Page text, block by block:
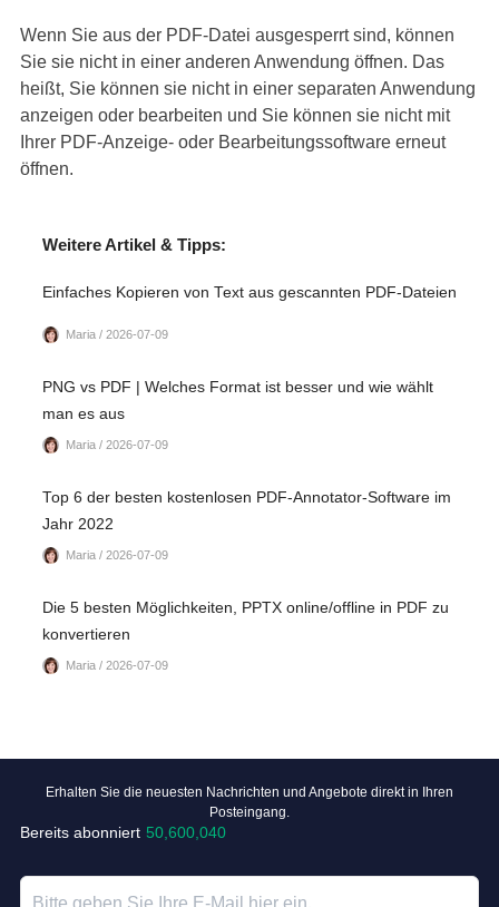
Wenn Sie aus der PDF-Datei ausgesperrt sind, können
Sie sie nicht in einer anderen Anwendung öffnen. Das
heißt, Sie können sie nicht in einer separaten Anwendung
anzeigen oder bearbeiten und Sie können sie nicht mit
Ihrer PDF-Anzeige- oder Bearbeitungssoftware erneut
öffnen.
Weitere Artikel & Tipps:
Einfaches Kopieren von Text aus gescannten PDF-Dateien
Maria / 2026-07-09
PNG vs PDF | Welches Format ist besser und wie wählt
man es aus
Maria / 2026-07-09
Top 6 der besten kostenlosen PDF-Annotator-Software im
Jahr 2022
Maria / 2026-07-09
Die 5 besten Möglichkeiten, PPTX online/offline in PDF zu
konvertieren
Maria / 2026-07-09
Erhalten Sie die neuesten Nachrichten und Angebote direkt in Ihren
Posteingang.
Bereits abonniert 50,600,040